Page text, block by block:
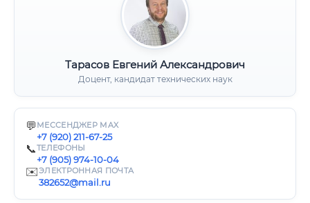
Тарасов Евгений Александрович
Доцент, кандидат технических наук
💬 МЕССЕНДЖЕР MAX
+7 (920) 211-67-25
📞ТЕЛЕФОНЫ
+7 (905) 974-10-04
✉️ЭЛЕКТРОННАЯ ПОЧТА
382652@mail.ru